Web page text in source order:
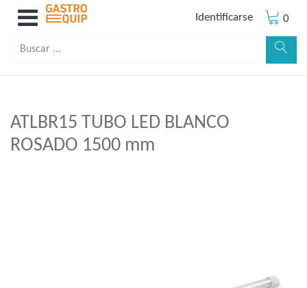
Identificarse 0
ATLBR15 TUBO LED BLANCO
ROSADO 1500 mm